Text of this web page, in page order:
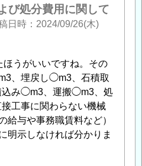
び処分費用に関して
日時
2024/09/26(木)
ほうがいいですね。その
、埋戻し◯m3、石積取
み◯m3、運搬◯m3、処
工事に関わらない機械
給与や事務職賃料など）
明示しなければ分かりま